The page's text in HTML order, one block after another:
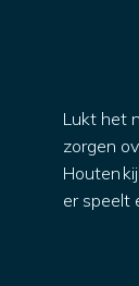
Lukt het
zorgen
Houten
er speelt